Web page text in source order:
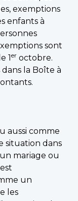
exemptions
enfants à
sont
1er octobre.
la Boîte à
aussi comme
situation dans
mariage ou
un
les